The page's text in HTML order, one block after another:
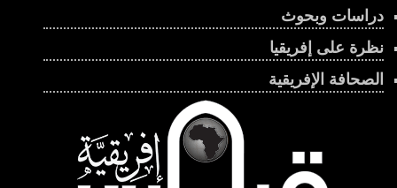
دراسات وبحوث
نظرة على إفريقيا
الصحافة الإفريقية